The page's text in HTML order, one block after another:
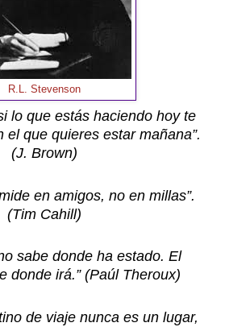
R.L. Stevenson
lo que estás haciendo hoy te
el que quieres estar mañana”.
(J. Brown)
en amigos, no en millas”.
(Tim Cahill)
sabe donde ha estado. El
donde irá.” (Paúl Theroux)
de viaje nunca es un lugar,